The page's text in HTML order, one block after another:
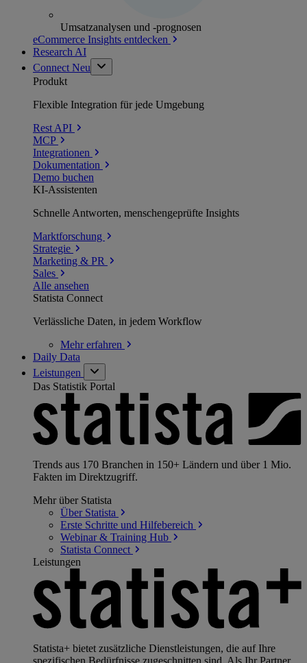
Umsatzanalysen und -prognosen
eCommerce Insights entdecken
Research AI
Connect Neu
Produkt
Flexible Integration für jede Umgebung
Rest API
MCP
Integrationen
Dokumentation
Demo buchen
KI-Assistenten
Schnelle Antworten, menschengeprüfte Insights
Marktforschung
Strategie
Marketing & PR
Sales
Alle ansehen
Statista Connect
Verlässliche Daten, in jedem Workflow
Mehrerfahren
Daily Data
Leistungen
Das Statistik Portal
Trends aus 170 Branchen in 150+ Ländern und über 1 Mio.
Fakten im Direktzugriff.
Mehr über Statista
Über Statista
Erste Schritte und Hilfebereich
Webinar & Training Hub
Statista Connect
Leistungen
Statista+ bietet zusätzliche Dienstleistungen, die auf Ihre
spezifischen Bedürfnisse zugeschnitten sind. Als Ihr Partner